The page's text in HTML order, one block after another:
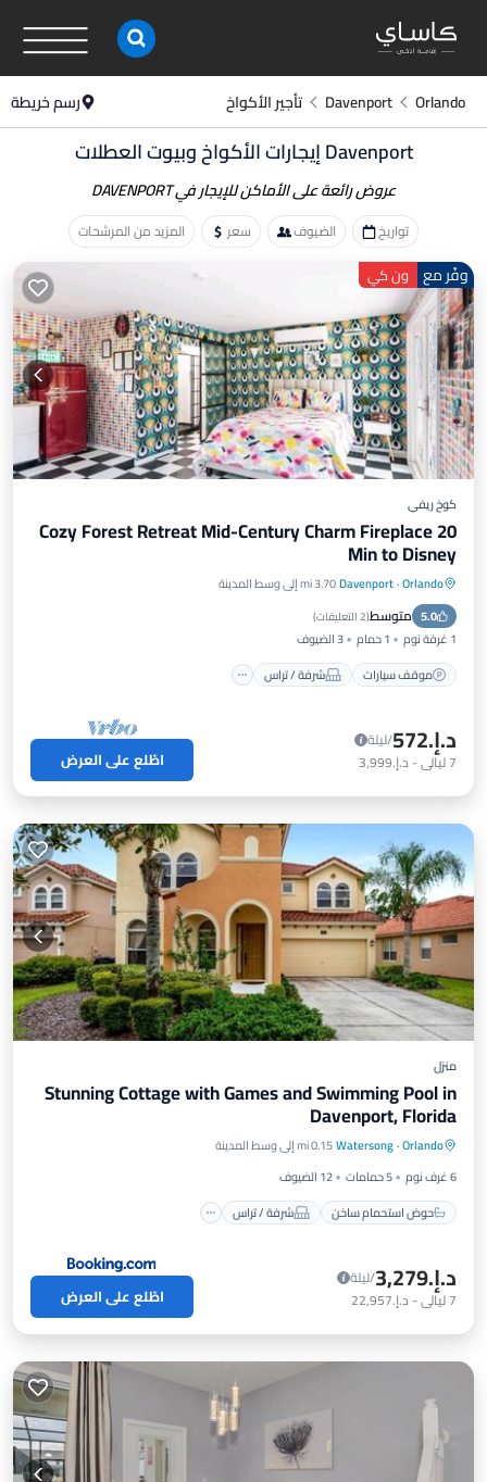
Orlando
Davenport تأجير الأكواخ رسم خريطة
Davenportإيجارات الأكواخ وبيوت العطلات
عروض رائعة على الأماكنللإيجار في DAVENPORT
تواريخ الضيوف سعر المزيد من المرشحات
وفّر مع ون كي
كوخ ريفي
Cozy Forest Retreat Mid-Century Charm Fireplace 20
Min to Disney
Orlando
·
Davenport3.70 mi إلى وسط المدينة
5.0 متوسط(2 التعليقات )
1 غرفة نوم 1 حمام
3 الضيوف
موقف سيارات
شرفة / تراس
موقف سيارات شرفة / تراس
مكيف هواء
د.إ.‏572
/ليلة
7ليالي- د.إ.‏3,999 اطّلع على العرض
منزل
Stunning Cottage with Games and Swimming Pool in
Davenport, Florida
Orlando
·
Watersong0.15 mi إلى وسط المدينة
6 غرف نوم
5 حمامات
12 الضيوف
حوض استحمام ساخن
شرفة / تراس
حوض استحمام ساخن
إطلالة
مكيف هواء
د.إ.‏3,279
/ليلة
7ليالي- د.إ.‏22,957 اطّلع على العرض